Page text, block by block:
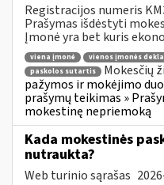
Registracijos numeris
Prašymas išdėstyti
Įmonė yra bet kuris
viena įmonė vienos įmonės
paskolos sutartis
Mokesčių
pažymos ir mokėjimo
prašymų teikimas »
mokestinę nepriemoką
Kada mokestinės
nutraukta?
Web turinio sąrašas